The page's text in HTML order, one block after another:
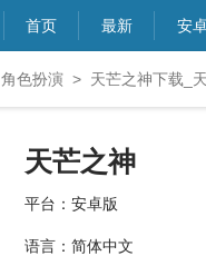
首页 最新 安
角色扮演 > 天芒之神下载_
天芒之神
平台：安卓版
语言：简体中文